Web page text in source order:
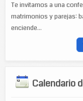
Te invitamos a una
matrimonios y parejas:
enciende...
Calendario